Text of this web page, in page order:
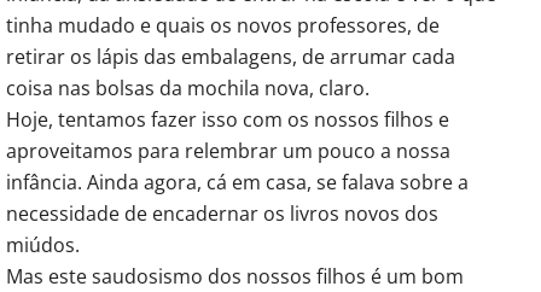
tinha mudado e quais os novos professores, de
retirar os lápis das embalagens, de arrumar cada
coisa nas bolsas da mochila nova, claro.
Hoje, tentamos fazer isso com os nossos filhos e
aproveitamos para relembrar um pouco a nossa
infância. Ainda agora, cá em casa, se falava sobre a
necessidade de encadernar os livros novos dos
miúdos.
Mas este saudosismo dos nossos filhos é um bom